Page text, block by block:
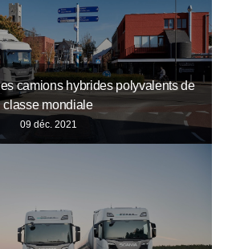
camions hybrides polyvalents de
classe mondiale
09 déc. 2021